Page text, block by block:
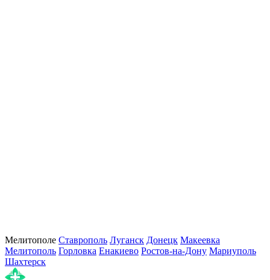
Мелитополе Ставрополь Луганск Донецк Макеевка
Мелитополь Горловка Енакиево Ростов-на-Дону Мариуполь
Шахтерск